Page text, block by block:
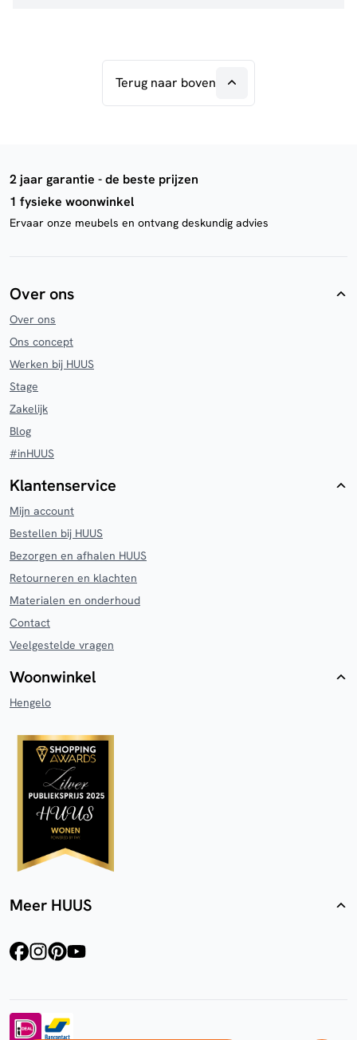
Terug naar boven
2 jaar garantie - de beste prijzen
1 fysieke woonwinkel
Ervaar onze meubels en ontvang deskundig advies
Over ons
Over ons
Ons concept
Werken bij HUUS
Stage
Zakelijk
Blog
#inHUUS
Klantenservice
Mijn account
Bestellen bij HUUS
Bezorgen en afhalen HUUS
Retourneren en klachten
Materialen en onderhoud
Contact
Veelgestelde vragen
Woonwinkel
Hengelo
Meer HUUS
facebookinstagram
pinterest
youtube